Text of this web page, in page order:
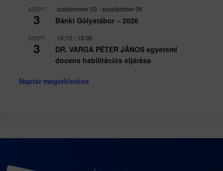
SZEPT
3
szeptember 03 -szeptember 06
Bánki Gólyatábor – 2026
SZEPT
3
10:15 - 13:00
DR. VARGA PÉTER JÁNOS egyetemi
docens habilitációs eljárása
Naptár megtekintése